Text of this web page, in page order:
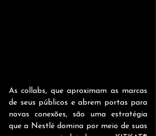
As collabs, que aproximam as marcas
de seus públicos e abrem portas para
novas conexões, são uma estratégia
que a Nestlé domina por meio de suas